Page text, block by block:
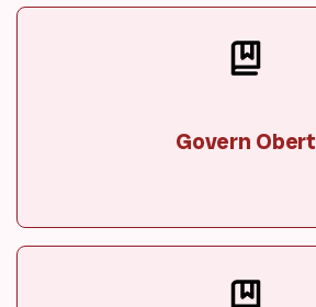
Govern Obert